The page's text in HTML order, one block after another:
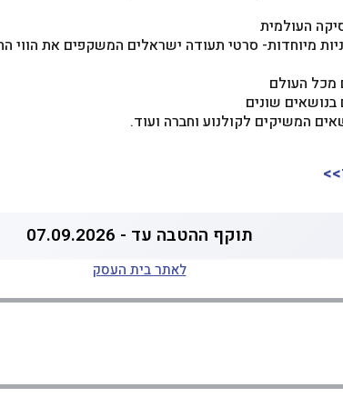
העולמית
מיוחדות- סרטי תעודה ישראלים המשקפים את הווי
מכל העולם
שונים
המשיקים לקולנוע וחברה ועוד.
תוקף ההטבה עד - 07.09.2026
לאתר בית העסק